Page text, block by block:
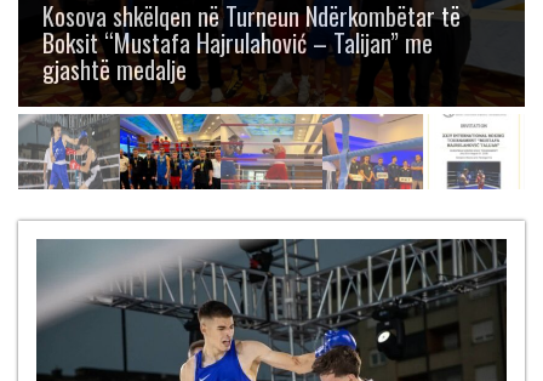
Kosova shkëlqen në Turneun Ndërkombëtar të
Boksit “Mustafa Hajrulahović – Talijan” me
gjashtë medalje